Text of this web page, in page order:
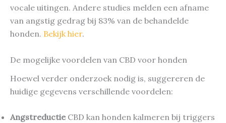
vocale uitingen. Andere studies melden een afname
van angstig gedrag bij 83% van de behandelde
honden. Bekijk hier.
De mogelijke voordelen van CBD voor honden
Hoewel verder onderzoek nodig is, suggereren de
huidige gegevens verschillende voordelen:
AngstreductieCBD kan honden kalmeren bij triggers